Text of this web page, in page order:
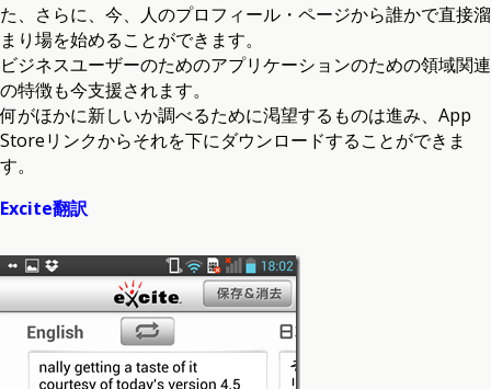
た、さらに、今、人のプロフィール・ページから誰かで直接溜
まり場を始めることができます。
ビジネスユーザーのためのアプリケーションのための領域関連
の特徴も今支援されます。
何がほかに新しいか調べるために渇望するものは進み、App
Storeリンクからそれを下にダウンロードすることができま
す。
Excite翻訳